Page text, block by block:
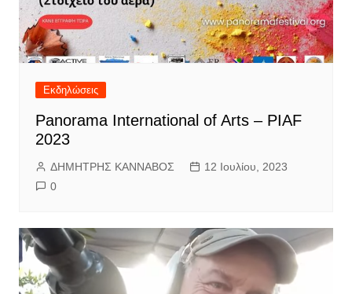
Εκδηλώσεις
Panorama International of Arts – PIAF
2023
ΔΗΜΗΤΡΗΣ ΚΑΝΝΑΒΟΣ
12 Ιουλίου, 2023
0